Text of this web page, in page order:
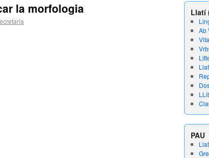
Llatí
Ab
Vita
PAU
la morfologia